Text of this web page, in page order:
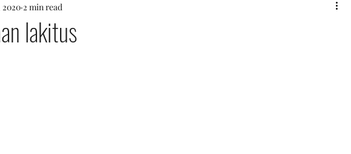
lakitus
2020 2 min read